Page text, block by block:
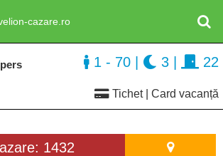
1432
Tichet | Card vacanță
1 - 70 3 22
cazare.ro